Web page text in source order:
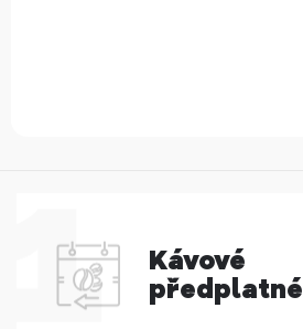
Kávové
předplatné